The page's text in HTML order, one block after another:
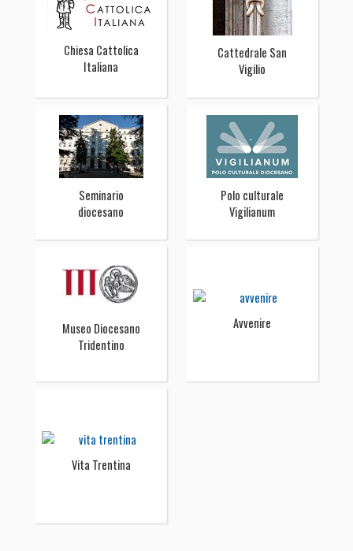
Chiesa Cattolica
Italiana
Cattedrale San
Vigilio
Seminario
diocesano
Polo culturale
Vigilianum
Museo Diocesano
Tridentino
Avvenire
Vita Trentina